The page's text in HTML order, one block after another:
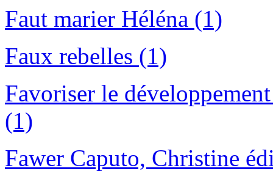
Faut marier Héléna (1)
Faux rebelles (1)
Favoriser le
(1)
Fawer Caputo, Christine